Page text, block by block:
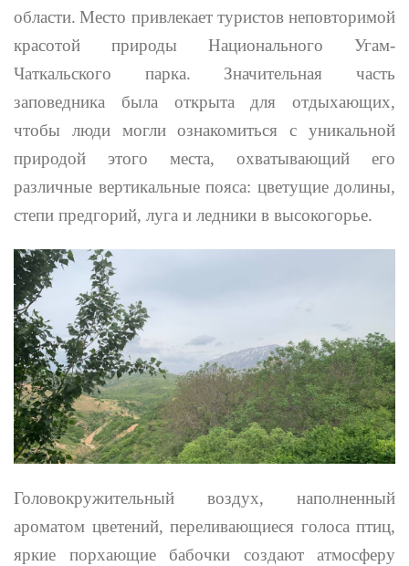
области. Место привлекает туристов неповторимой
красотой природы Национального Угам-
Чаткальского парка. Значительная часть
заповедника была открыта для отдыхающих,
чтобы люди могли ознакомиться с уникальной
природой этого места, охватывающий его
различные вертикальные пояса: цветущие долины,
степи предгорий, луга и ледники в высокогорье.
Головокружительный воздух, наполненный
ароматом цветений, переливающиеся голоса птиц,
яркие порхающие бабочки создают атмосферу